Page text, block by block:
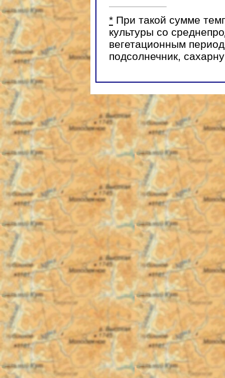
* При такой сумме
культуры со
вегетационным
подсолнечник,